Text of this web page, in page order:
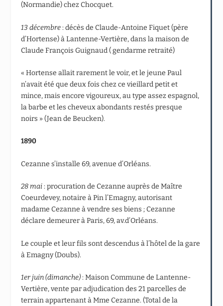
(Normandie) chez Chocquet.
13 décembre: décès de Claude-Antoine Fiquet (père
d’Hortense) à Lantenne-Vertière, dans la maison de
Claude François Guignaud ( gendarme retraité)
« Hortense allait rarement le voir, et le jeune Paul
n’avait été que deux fois chez ce vieillard petit et
mince, mais encore vigoureux, au type assez espagnol,
la barbe et les cheveux abondants restés presque
noirs » (Jean de Beucken).
1890
Cezanne s’installe 69, avenue d’Orléans.
28 mai: procuration de Cezanne auprès de Maître
Coeurdevey, notaire à Pin l’Emagny, autorisant
madame Cezanne à vendre ses biens ; Cezanne
déclare demeurer à Paris, 69, av.d’Orléans.
Le couple et leur fils sont descendus à l’hôtel de la gare
à Emagny (Doubs).
1er juin (dimanche): Maison Commune de Lantenne-
Vertière, vente par adjudication des 21 parcelles de
terrain appartenant à Mme Cezanne. (Total de la